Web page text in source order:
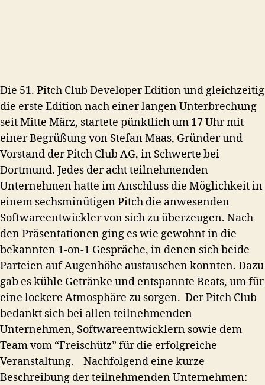
Die 51. Pitch Club Developer Edition und gleichzeitig
die erste Edition nach einer langen Unterbrechung
seit Mitte März, startete pünktlich um 17 Uhr mit
einer Begrüßung von Stefan Maas, Gründer und
Vorstand der Pitch Club AG, in Schwerte bei
Dortmund. Jedes der acht teilnehmenden
Unternehmen hatte im Anschluss die Möglichkeit in
einem sechsminütigen Pitch die anwesenden
Softwareentwickler von sich zu überzeugen. Nach
den Präsentationen ging es wie gewohnt in die
bekannten 1-on-1 Gespräche, in denen sich beide
Parteien auf Augenhöhe austauschen konnten. Dazu
gab es kühle Getränke und entspannte Beats, um für
eine lockere Atmosphäre zu sorgen. Der Pitch Club
bedankt sich bei allen teilnehmenden
Unternehmen, Softwareentwicklern sowie dem
Team vom “Freischütz” für die erfolgreiche
Veranstaltung.
Nachfolgend eine kurze
Beschreibung der teilnehmenden Unternehmen: